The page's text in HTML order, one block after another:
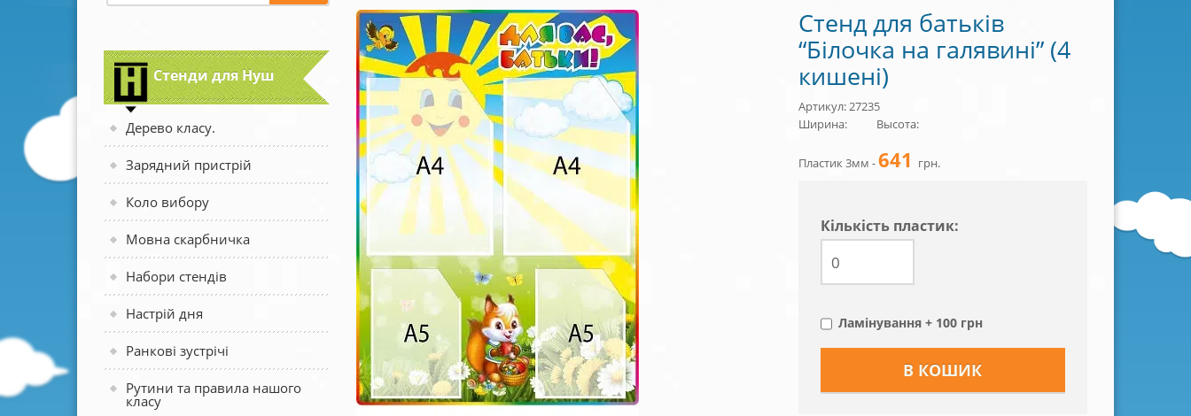
Стенди для Нуш
Дерево класу.
Зарядний пристрій
Коло вибору
Мовна скарбничка
Набори стендів
Настрій дня
Ранкові зустрічі
Рутини та правила нашого
класу
Стенд для батьків
“Білочка на галявині” (4
кишені)
Артикул: 27235
Ширина:
Высота:
Пластик 3мм -641 грн.
Кiлькiсть пластик:
Ламінування + 100 грн